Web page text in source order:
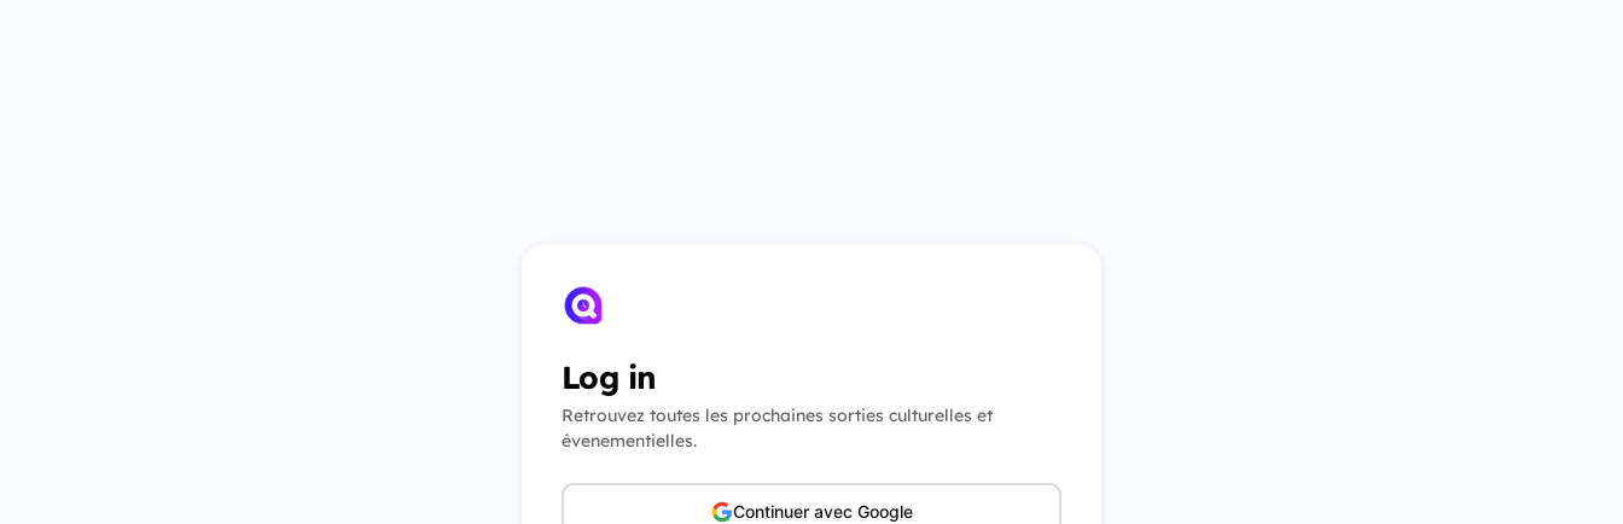
Log in
Retrouvez toutes les prochaines sorties culturelles et
évenementielles.
Continuer avec Google